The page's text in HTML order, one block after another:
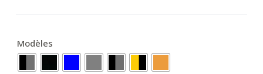
Modèles